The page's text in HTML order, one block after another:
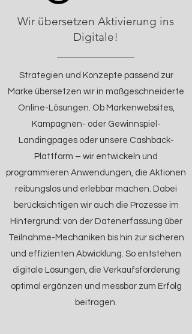
Wir übersetzen Aktivierung ins
Digitale!
Strategien und Konzepte passend zur
Marke übersetzen wir in maßgeschneiderte
Online-Lösungen. Ob Markenwebsites,
Kampagnen- oder Gewinnspiel-
Landingpages oder unsere Cashback-
Plattform – wir entwickeln und
programmieren Anwendungen, die Aktionen
reibungslos und erlebbar machen. Dabei
berücksichtigen wir auch die Prozesse im
Hintergrund: von der Datenerfassung über
Teilnahme-Mechaniken bis hin zur sicheren
und effizienten Abwicklung. So entstehen
digitale Lösungen, die Verkaufsförderung
optimal ergänzen und messbar zum Erfolg
beitragen.